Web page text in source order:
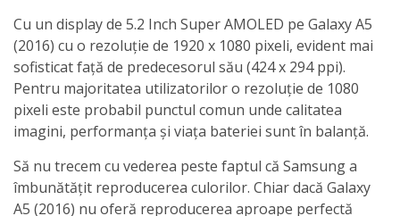
Cu un display de 5.2 Inch Super AMOLED pe Galaxy A5
(2016) cu o rezoluție de 1920 x 1080 pixeli, evident mai
sofisticat față de predecesorul său (424 x 294 ppi).
Pentru majoritatea utilizatorilor o rezoluție de 1080
pixeli este probabil punctul comun unde calitatea
imagini, performanța și viața bateriei sunt în balanță.
Să nu trecem cu vederea peste faptul că Samsung a
îmbunătățit reproducerea culorilor. Chiar dacă Galaxy
A5 (2016) nu oferă reproducerea aproape perfectă